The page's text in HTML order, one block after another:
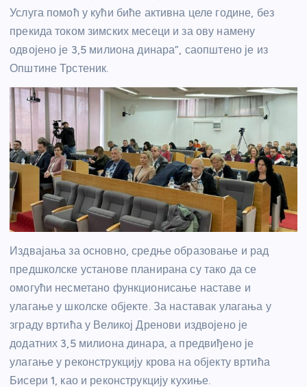
Услуга помоћ у кући биће активна целе године, без
прекида током зимских месеци и за ову намену
одвојено је 3,5 милиона динара”, саопштено је из
Општине Трстеник.
Издвајања за основно, средње образовање и рад
предшколске установе планирана су тако да се
омогући несметано функционисање наставе и
улагање у школске објекте. За наставак улагања у
зграду вртића у Великој Дренови издвојено је
додатних 3,5 милиона динара, а предвиђено је
улагање у реконструкцију крова на објекту вртића
Бисери 1, као и реконструкцију кухиње.